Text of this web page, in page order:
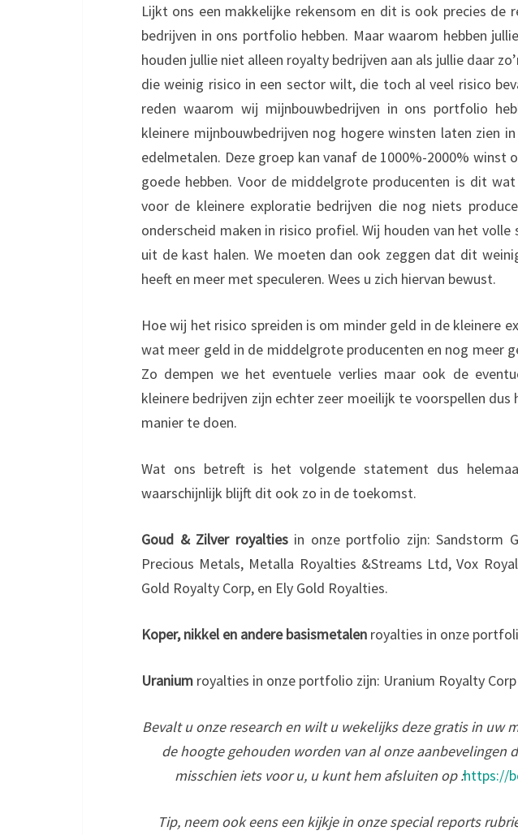
Lijkt ons een makkelijke rekensom en dit is ook precies de
bedrijven in ons portfolio hebben. Maar waarom hebben
houden jullie niet alleen royalty bedrijven aan als jullie daar
die weinig risico in een sector wilt, die toch al veel risico
reden waarom wij mijnbouwbedrijven in ons portfolio
kleinere mijnbouwbedrijven nog hogere winsten laten zien
edelmetalen. Deze groep kan vanaf de 1000%-2000% winst
goede hebben. Voor de middelgrote producenten is dit
voor de kleinere exploratie bedrijven die nog niets
onderscheid maken in risico profiel. Wij houden van het
uit de kast halen. We moeten dan ook zeggen dat dit
heeft en meer met speculeren. Wees u zich hiervan bewust.
Hoe wij het risico spreiden is om minder geld in de kleinere
wat meer geld in de middelgrote producenten en nog meer
Zo dempen we het eventuele verlies maar ook de
kleinere bedrijven zijn echter zeer moeilijk te voorspellen
manier te doen.
Wat ons betreft is het volgende statement dus
waarschijnlijk blijft dit ook zo in de toekomst.
Goud & Zilver royalties in onze portfolio zijn: Sandstorm
Precious Metals, Metalla Royalties &Streams Ltd, Vox
Gold Royalty Corp, en Ely Gold Royalties.
Koper, nikkel en andere basismetalen royalties in onze
Uranium royalties in onze portfolio zijn: Uranium Royalty Corp
Bevalt u onze research en wilt u wekelijks deze gratis in uw
de hoogte gehouden worden van al onze aanbevelingen
misschien iets voor u, u kunt hem afsluiten op :https://
Tip, neem ook eens een kijkje in onze special reports